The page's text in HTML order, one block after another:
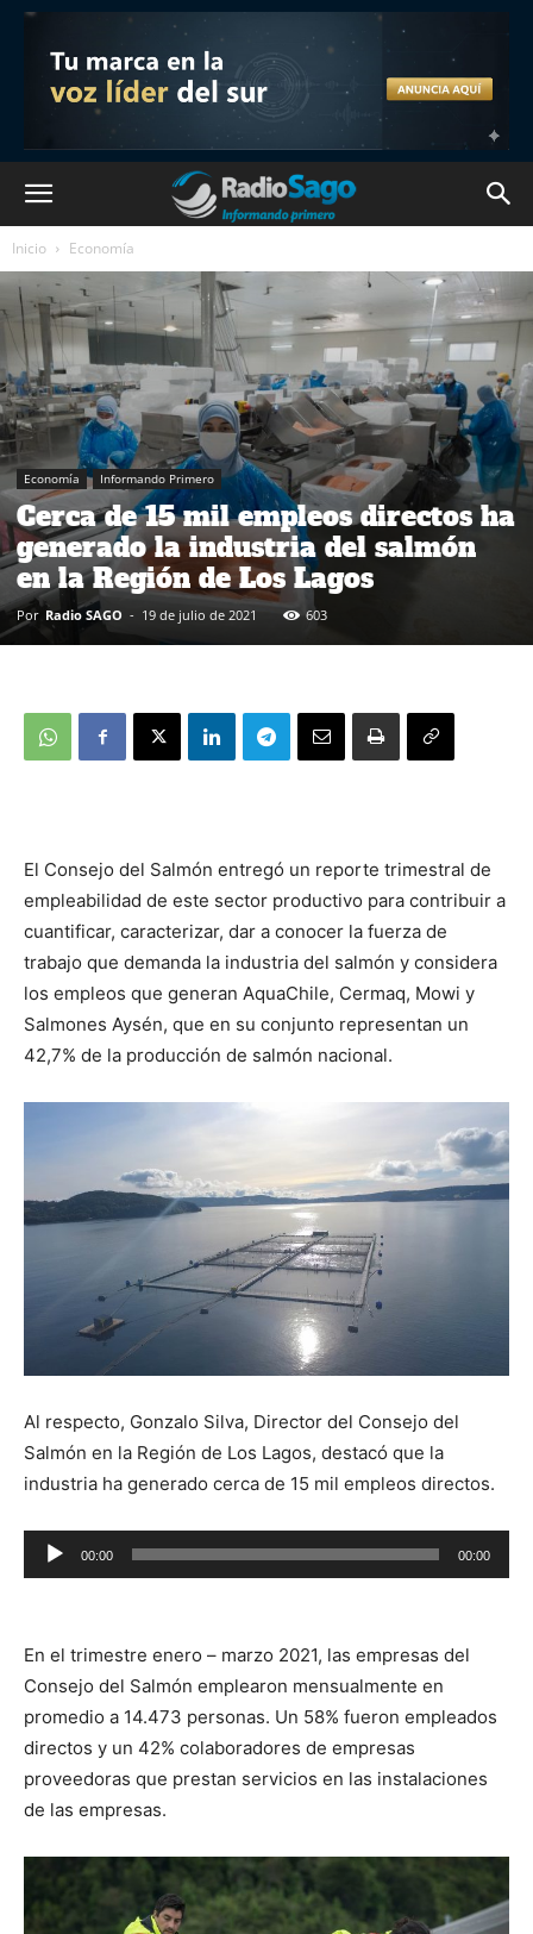
Inicio Economía
Economía Informando Primero
Cerca de 15 mil empleos directos ha
generado la industria del salmón
en la Región de Los Lagos
Por Radio SAGO - 19 de julio de 2021 603
El Consejo del Salmón entregó un reporte trimestral de
empleabilidad de este sector productivo para contribuir a
cuantificar, caracterizar, dar a conocer la fuerza de
trabajo que demanda la industria del salmón y considera
los empleos que generan AquaChile, Cermaq, Mowi y
Salmones Aysén, que en su conjunto representan un
42,7% de la producción de salmón nacional.
Al respecto, Gonzalo Silva, Director del Consejo del
Salmón en la Región de Los Lagos, destacó que la
industria ha generado cerca de 15 mil empleos directos.
Reproductor
de
00:00 00:00
En el trimestre enero – marzo 2021, las empresas del
Consejo del Salmón emplearon mensualmente en
promedio a 14.473 personas. Un 58% fueron empleados
directos y un 42% colaboradores de empresas
proveedoras que prestan servicios en las instalaciones
de las empresas.